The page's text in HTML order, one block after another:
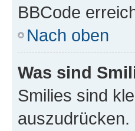
BBCode
Nach oben
Was sind
Smilies sind